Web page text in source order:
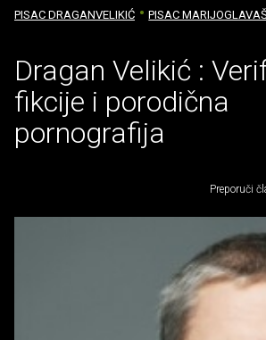
PISAC DRAGANVELIKIĆ
PISAC
Dragan Velikić :
fikcije i porodična
pornografija
Preporuči